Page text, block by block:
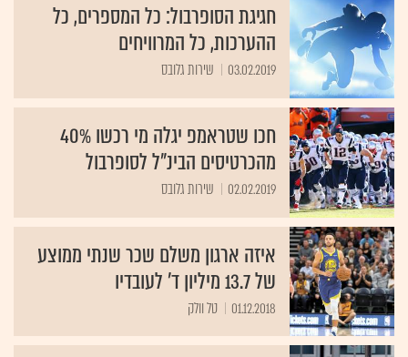
חגיגת הסופרבול: כל המספרים, כל
ההערכות, כל המרוויחים
03.02.2019 שירות גלובס
חכו שטראמפ יגלה מי רכשו 40%
מהכרטיסים הבינ"ל לסופרבול
02.02.2019 שירות גלובס
איזה ארגון משלם שכר שנתי ממוצע
של 13.7 מיליון ד' לעובדיו
01.12.2018 טל וולק